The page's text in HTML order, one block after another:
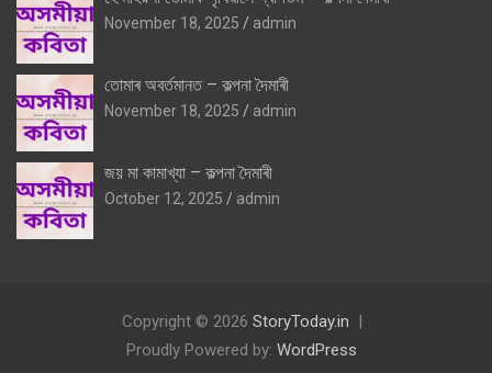
November 18, 2025 admin
তোমাৰ অবৰ্তমানত – কল্পনা দৈমাৰী
November 18, 2025 admin
জয় মা কামাখ্যা – কল্পনা দৈমাৰী
October 12, 2025 admin
Copyright © 2026 StoryToday.in
Proudly Powered by: WordPress